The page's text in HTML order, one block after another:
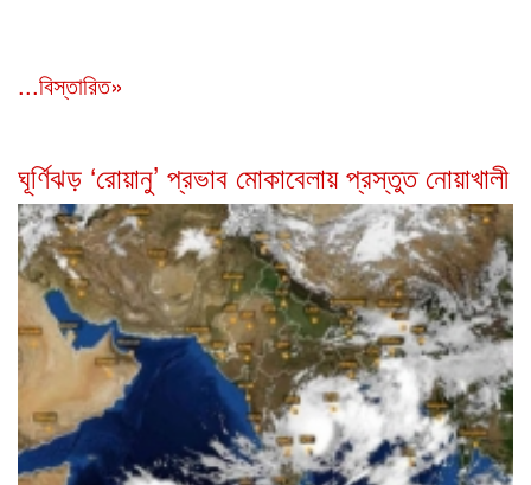
...বিস্তারিত»
ঘূর্ণিঝড় ‘রোয়ানু’ প্রভাব মোকাবেলায় প্রস্তুত নোয়াখালী